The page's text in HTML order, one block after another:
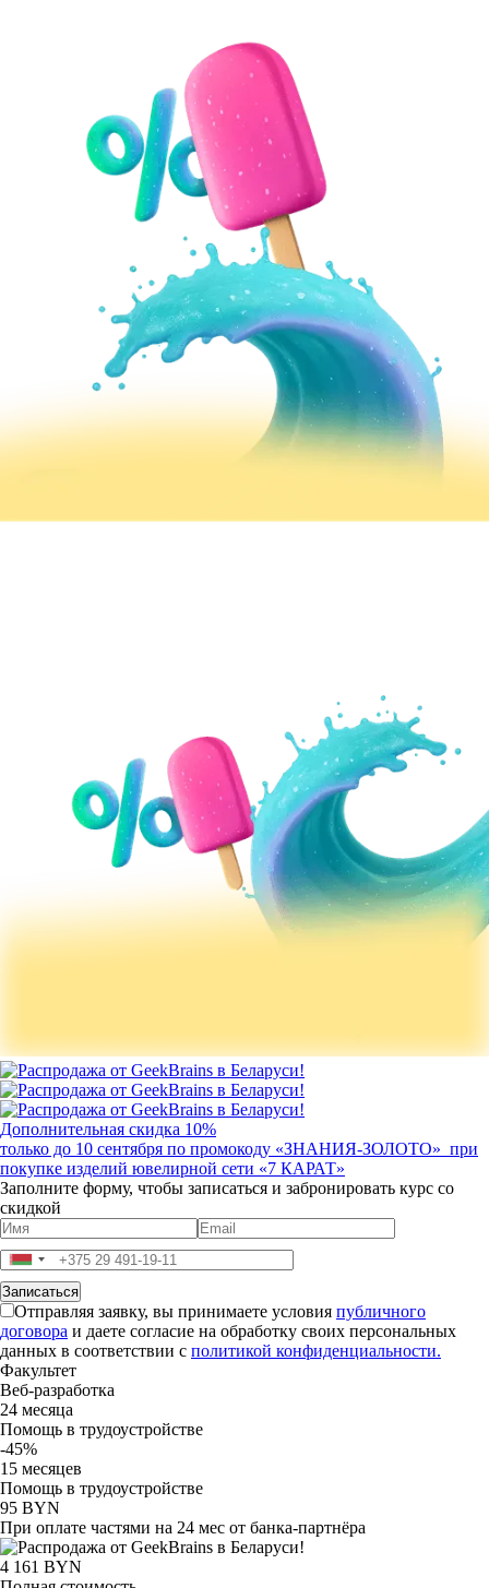
Дополнительная скидка 10%
только до 10 сентября по промокоду «ЗНАНИЯ-ЗОЛОТО» при
покупке изделий ювелирной сети «7 КАРАТ»
Заполните форму, чтобы записаться и забронировать курс со
скидкой
Отправляя заявку, вы принимаете условия публичного
договора и даете согласие на обработку своих персональных
данных в соответствии с политикой конфиденциальности.
Факультет
Веб-разработка
24 месяца
Помощь в трудоустройстве
-45%
15 месяцев
Помощь в трудоустройстве
95 BYN
При оплате частями на 24 мес от банка-партнёра
4 161 BYN